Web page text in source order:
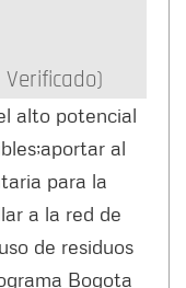
alto potencial
al
para la
a la red de
de residuos
Bogota